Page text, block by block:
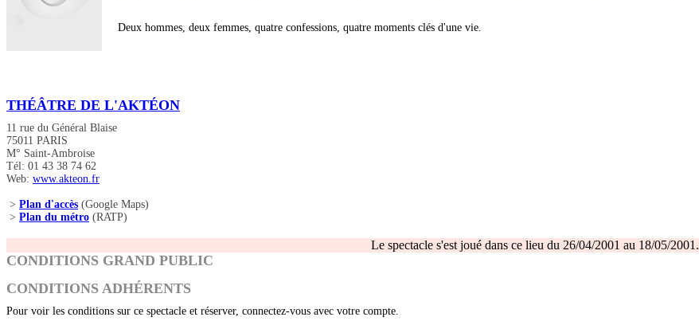
Deux hommes, deux femmes, quatre confessions, quatre moments clés d'une vie.
THÉÂTRE DE L'AKTÉON
11 rue du Général Blaise
75011 PARIS
M° Saint-Ambroise
Tél: 01 43 38 74 62
Web: www.akteon.fr
> Plan d'accès (Google Maps)
> Plan du métro (RATP)
Le spectacle s'est joué dans ce lieu du 26/04/2001 au 18/05/2001.
CONDITIONS GRAND PUBLIC
CONDITIONS ADHÉRENTS
Pour voir les conditions sur ce spectacle et réserver, connectez-vous avec votre compte.